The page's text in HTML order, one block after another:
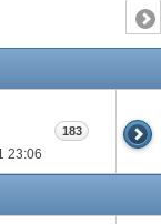
23:06
183